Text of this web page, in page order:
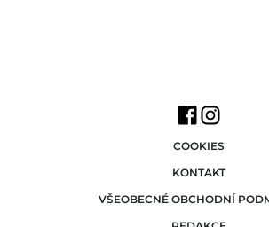
COOKIES
KONTAKT
VŠEOBECNÉ OBCHODNÍ